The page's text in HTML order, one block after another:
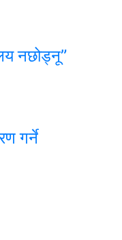
नछोड्नू”
गर्ने